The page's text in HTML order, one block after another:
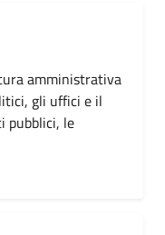
amministrativa
gli uffici e il
pubblici, le